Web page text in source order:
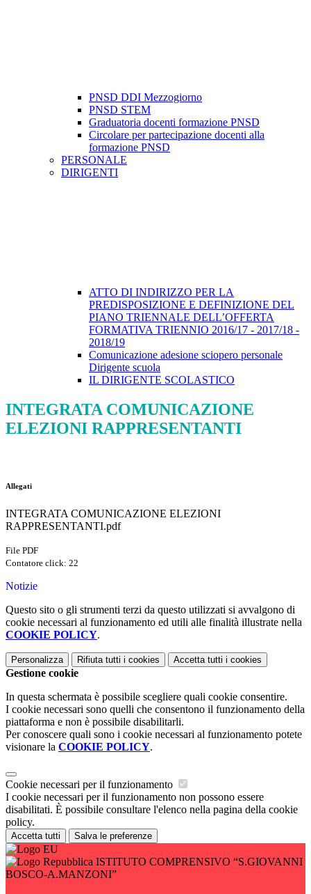
PNSD DDI Mezzogiorno
PNSD STEM
Graduatoria docenti formazione PNSD
Circolare per partecipazione docenti alla
formazione PNSD
PERSONALE
DIRIGENTI
ATTO DI INDIRIZZO PER LA
PREDISPOSIZIONE E DEFINIZIONE DEL
PIANO TRIENNALE DELL’OFFERTA
FORMATIVA TRIENNIO 2016/17 - 2017/18 -
2018/19
Comunicazione adesione sciopero personale
Dirigente scuola
IL DIRIGENTE SCOLASTICO
INTEGRATA COMUNICAZIONE
ELEZIONI RAPPRESENTANTI
Allegati
INTEGRATA COMUNICAZIONE ELEZIONI
RAPPRESENTANTI.pdf
File PDF
Contatore click: 22
Notizie
Questo sito o gli strumenti terzi da questo utilizzati si avvalgono di
cookie necessari al funzionamento ed utili alle finalità illustrate nella
COOKIE POLICY.
Personalizza Rifiuta tutti i cookies Accetta tutti i cookies
Gestione cookie
In questa schermata è possibile scegliere quali cookie consentire.
I cookie necessari sono quelli che consentono il funzionamento della
piattaforma e non è possibile disabilitarli.
Per conoscere quali sono i cookie necessari al funzionamento potete
visionare la COOKIE POLICY.
Cookie necessari per il funzionamento
I cookie necessari per il funzionamento non possono essere
disabilitati. È possibile consultare l'elenco nella pagina della cookie
policy.
Accetta tutti Salva le preferenze
ISTITUTO COMPRENSIVO “S.GIOVANNI
BOSCO-A.MANZONI”